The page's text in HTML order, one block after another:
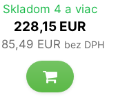
Skladom 4 a viac
228,15 EUR
EUR bez DPH